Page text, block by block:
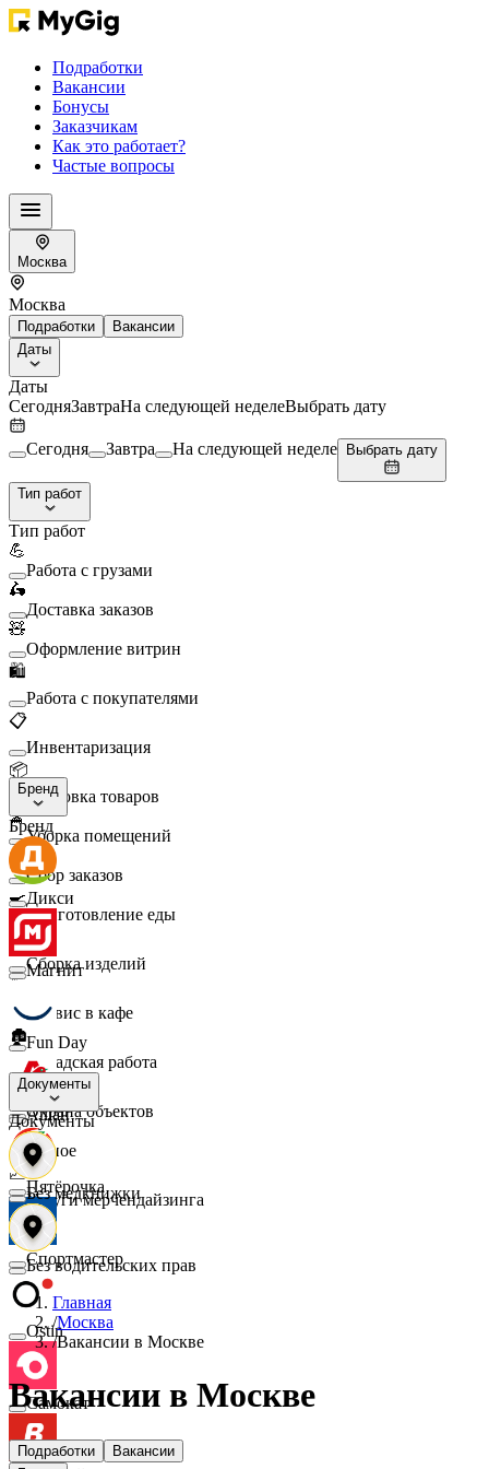
Подработки
Вакансии
Бонусы
Заказчикам
Как это работает?
Частые вопросы
Москва
Москва
Подработки
Вакансии
Даты
Даты
СегодняЗавтраНа следующей неделеВыбрать дату
Сегодня Завтра На следующей неделе Выбрать дату
Тип работ
Тип работ
💪
Работа с грузами
🛵
Доставка заказов
🧸
Оформление витрин
🛍️
Работа с покупателями
📋
Инвентаризация
📦
Упаковка товаров
🧹
Уборка помещений
🛒
Сбор заказов
🍳
Приготовление еды
🛠️
Сборка изделий
☕
Сервис в кафе
🏚️
Складская работа
🛡️
Охрана объектов
🔎
Разное
📈
Услуги мерчендайзинга
Бренд
Бренд
Дикси
Магнит
Fun Day
Ашан
Пятёрочка
Спортмастер
Ostin
Самокат
Документы
Документы
Без медкнижки
Без водительских прав
Главная
/Москва
/Вакансии в Москве
Вакансии в Москве
Подработки
Вакансии